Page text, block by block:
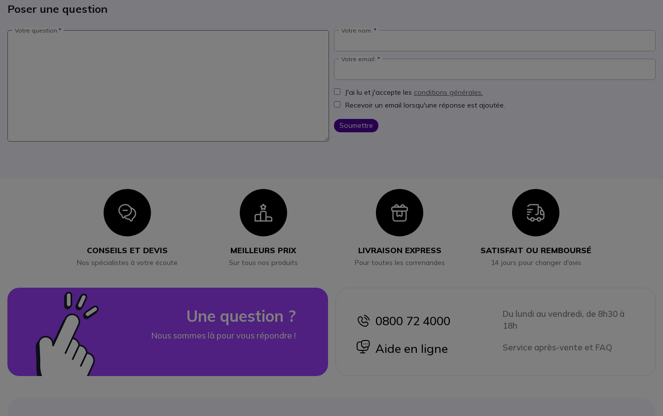
Poser une question
Votre question Votre nom:
Votre email:
J'ai lu et j'accepte les conditions générales.
Recevoir un email lorsqu'une réponse est ajoutée.
Soumettre
Icon
CONSEILS ET DEVIS
Nos spécialistes à votre écoute
Icon
MEILLEURS PRIX
Sur tous nos produits
Icon
LIVRAISON EXPRESS
Pour toutes les commandes
Icon
SATISFAIT OU REMBOURSÉ
14 jours pour changer d'avis
Une question ?
Nous sommes là pour vous répondre !
icon
0800 72 4000
Du lundi au vendredi, de 8h30 à
18h
icon
Aide en ligne Service après-vente et FAQ